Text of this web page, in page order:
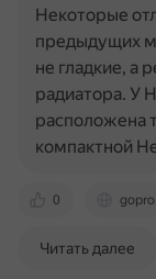
0
Некоторые
предыдущих
не гладкие, а
радиатора. У
расположена
компактной
Читать далее